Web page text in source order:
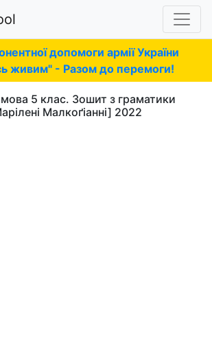
допомоги армії України
живим" - Разом до перемоги!
5 клас. Зошит з граматики
Малкоґіанні] 2022